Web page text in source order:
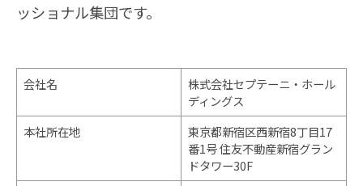
ッショナル集団です。
会社名
株式会社セプテーニ・ホール
ディングス
本社所在地
東京都新宿区西新宿8丁目17
番1号 住友不動産新宿グラン
ドタワー30F